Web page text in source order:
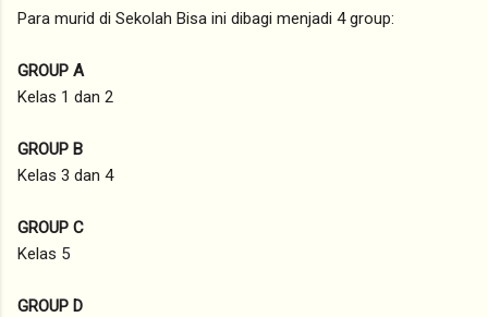
Para murid di Sekolah Bisa ini dibagi menjadi 4 group:
GROUP A
Kelas 1 dan 2
GROUP B
Kelas 3 dan 4
GROUP C
Kelas 5
GROUP D